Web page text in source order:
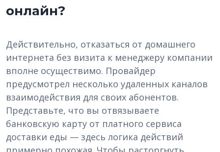
онлайн?
Действительно, отказаться от домашнего
интернета без визита к менеджеру компании
вполне осуществимо. Провайдер
предусмотрел несколько удаленных каналов
взаимодействия для своих абонентов.
Представьте, что вы отвязываете
банковскую карту от платного сервиса
доставки еды — здесь логика действий